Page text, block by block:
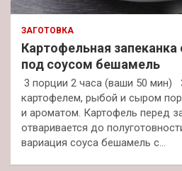
ЗАГОТОВКА
Картофельная
под соусом бешамель
3 порции 2 часа (ваши 50 мин)
картофелем, рыбой и сыром
и ароматом. Картофель перед
отваривается до
вариация соуса бешамель с…